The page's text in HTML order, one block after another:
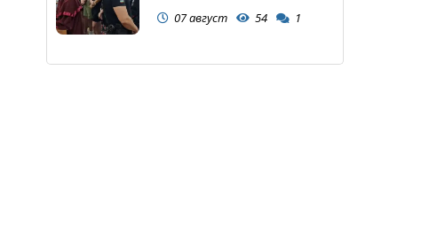
час, гаврили се с него и го
07 август 54 1